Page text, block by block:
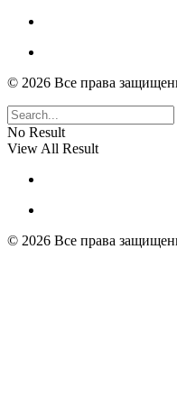
© 2026 Все права
No Result
View All Result
© 2026 Все права